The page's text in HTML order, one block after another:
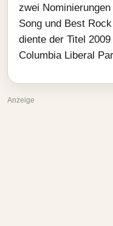
zwei
Song und Best
diente der Titel
Columbia Liberal
Anzeige